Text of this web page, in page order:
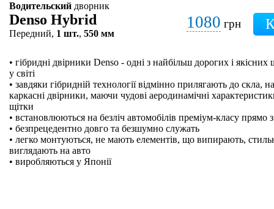
Водительский дворник
Denso Hybrid
Передний, 1 шт., 550 мм
1080 грн
• гібридні двірники Denso - одні з найбільш дорогих і
у світі
• завдяки гібридній технології відмінно прилягають до скла,
каркасні двірники, маючи чудові аеродинамічні
щітки
• встановлюються на безліч автомобілів преміум-класу прямо
• безпрецедентно довго та безшумно служать
• легко монтуються, не мають елементів, що випирають,
виглядають на авто
• виробляються у Японії